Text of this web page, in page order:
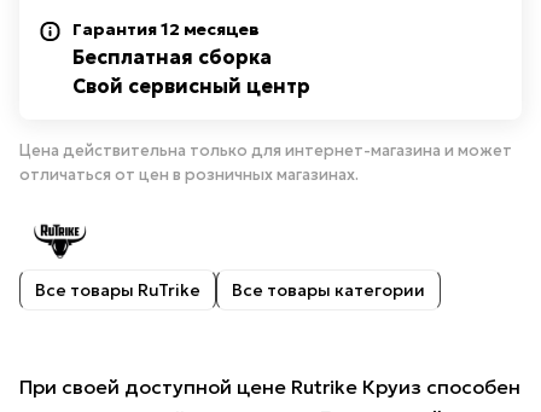
Гарантия 12 месяцев
Бесплатная сборка
Свой сервисный центр
Цена действительна только для интернет-магазина и может
отличаться от цен в розничных магазинах.
Все товары RuTrike Все товары категории
При своей доступной цене Rutrike Круиз способен